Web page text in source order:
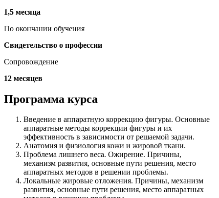
1,5 месяца
По окончании обучения
Свидетельство о профессии
Сопровождение
12 месяцев
Программа курса
Введение в аппаратную коррекцию фигуры. Основные
аппаратные методы коррекции фигуры и их
эффективность в зависимости от решаемой задачи.
Анатомия и физиология кожи и жировой ткани.
Проблема лишнего веса. Ожирение. Причины,
механизм развития, основные пути решения, место
аппаратных методов в решении проблемы.
Локальные жировые отложения. Причины, механизм
развития, основные пути решения, место аппаратных